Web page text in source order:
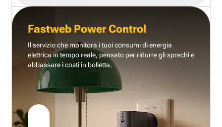
Fastweb Power Control
Il servizio che monitora i tuoi consumi di energia
elettrica in tempo reale, pensato per ridurre gli sprechi e
abbassare i costi in bolletta.